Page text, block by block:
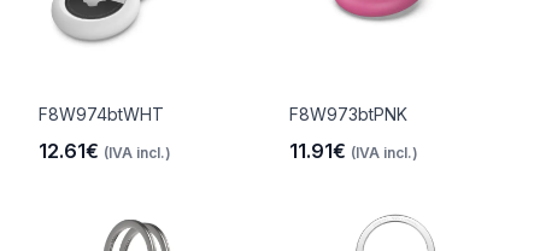
F8W974btWHT
12.61€ (IVA incl.)
F8W973btPNK
11.91€ (IVA incl.)